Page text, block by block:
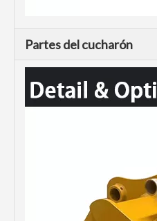
Partes del cucharón